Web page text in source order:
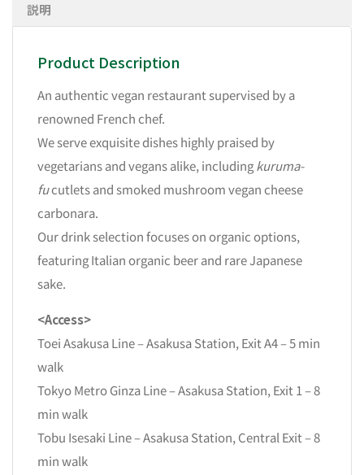
説明
Product Description
An authentic vegan restaurant supervised by a
renowned French chef.
We serve exquisite dishes highly praised by
vegetarians and vegans alike, includingkuruma-
fucutlets and smoked mushroom vegan cheese
carbonara.
Our drink selection focuses on organic options,
featuring Italian organic beer and rare Japanese
sake.
<Access>
Toei Asakusa Line – Asakusa Station, Exit A4 – 5 min
walk
Tokyo Metro Ginza Line – Asakusa Station, Exit 1 – 8
min walk
Tobu Isesaki Line – Asakusa Station, Central Exit – 8
min walk